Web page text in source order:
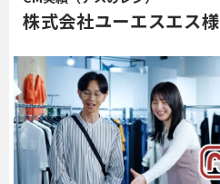
株式会社ユーエスエス様